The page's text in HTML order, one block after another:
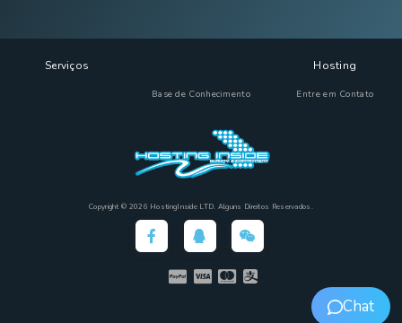
Serviços
Base de Conhecimento
Hosting
Entre em Contato
Copyright © 2026 HostingInside LTD. Alguns Direitos Reservados.
Chat